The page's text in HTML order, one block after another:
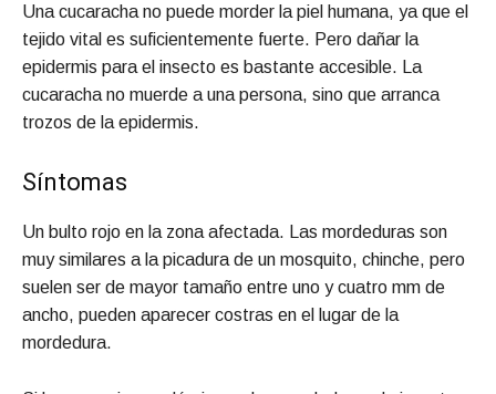
Una cucaracha no puede morder la piel humana, ya que el
tejido vital es suficientemente fuerte. Pero dañar la
epidermis para el insecto es bastante accesible. La
cucaracha no muerde a una persona, sino que arranca
trozos de la epidermis.
Síntomas
Un bulto rojo en la zona afectada. Las mordeduras son
muy similares a la picadura de un mosquito, chinche, pero
suelen ser de mayor tamaño entre uno y cuatro mm de
ancho, pueden aparecer costras en el lugar de la
mordedura.